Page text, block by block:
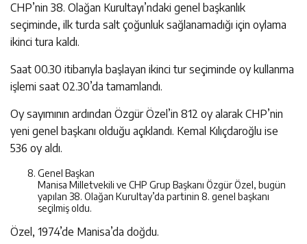
CHP’nin 38. Olağan Kurultayı’ndaki genel başkanlık
seçiminde, ilk turda salt çoğunluk sağlanamadığı için oylama
ikinci tura kaldı.
Saat 00.30 itibarıyla başlayan ikinci tur seçiminde oy kullanma
işlemi saat 02.30’da tamamlandı.
Oy sayımının ardından Özgür Özel’in 812 oy alarak CHP’nin
yeni genel başkanı olduğu açıklandı. Kemal Kılıçdaroğlu ise
536 oy aldı.
Genel Başkan
Manisa Milletvekili ve CHP Grup Başkanı Özgür Özel, bugün
yapılan 38. Olağan Kurultay’da partinin 8. genel başkanı
seçilmiş oldu.
Özel, 1974’de Manisa’da doğdu.